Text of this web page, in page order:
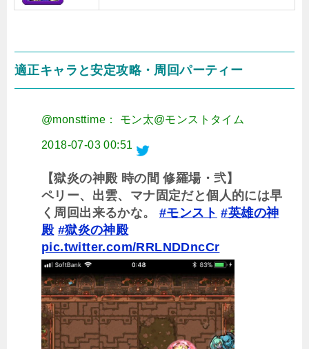
適正キャラと安定攻略・周回パーティー
@monsttime： モン太@モンストタイム
2018-07-03 00:51
【獄炎の神殿 時の間 修羅場・弐】
ペリー、出雲、マナ固定だと個人的には早
く周回出来るかな。 #モンスト #英雄の神
殿 #獄炎の神殿
pic.twitter.com/RRLNDDncCr